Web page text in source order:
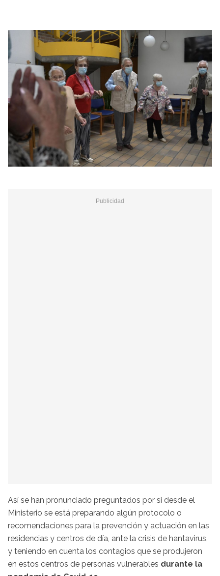
Así se han pronunciado preguntados por si desde el
Ministerio se está preparando algún protocolo o
recomendaciones para la prevención y actuación en las
residencias y centros de día, ante la crisis de hantavirus,
y teniendo en cuenta los contagios que se produjeron
en estos centros de personas vulnerables durante la